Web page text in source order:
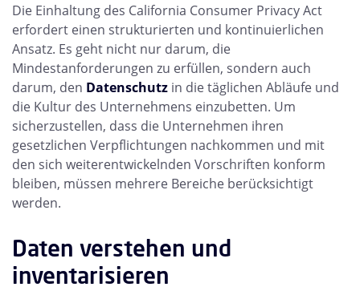
Die Einhaltung des California Consumer Privacy Act
erfordert einen strukturierten und kontinuierlichen
Ansatz. Es geht nicht nur darum, die
Mindestanforderungen zu erfüllen, sondern auch
darum, den Datenschutz in die täglichen Abläufe und
die Kultur des Unternehmens einzubetten. Um
sicherzustellen, dass die Unternehmen ihren
gesetzlichen Verpflichtungen nachkommen und mit
den sich weiterentwickelnden Vorschriften konform
bleiben, müssen mehrere Bereiche berücksichtigt
werden.
Daten verstehen und
inventarisieren